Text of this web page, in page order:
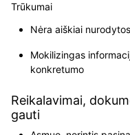
Trūkumai
Nėra aiškiai
Mokilizingas
konkretumo
Reikalavimai,
gauti